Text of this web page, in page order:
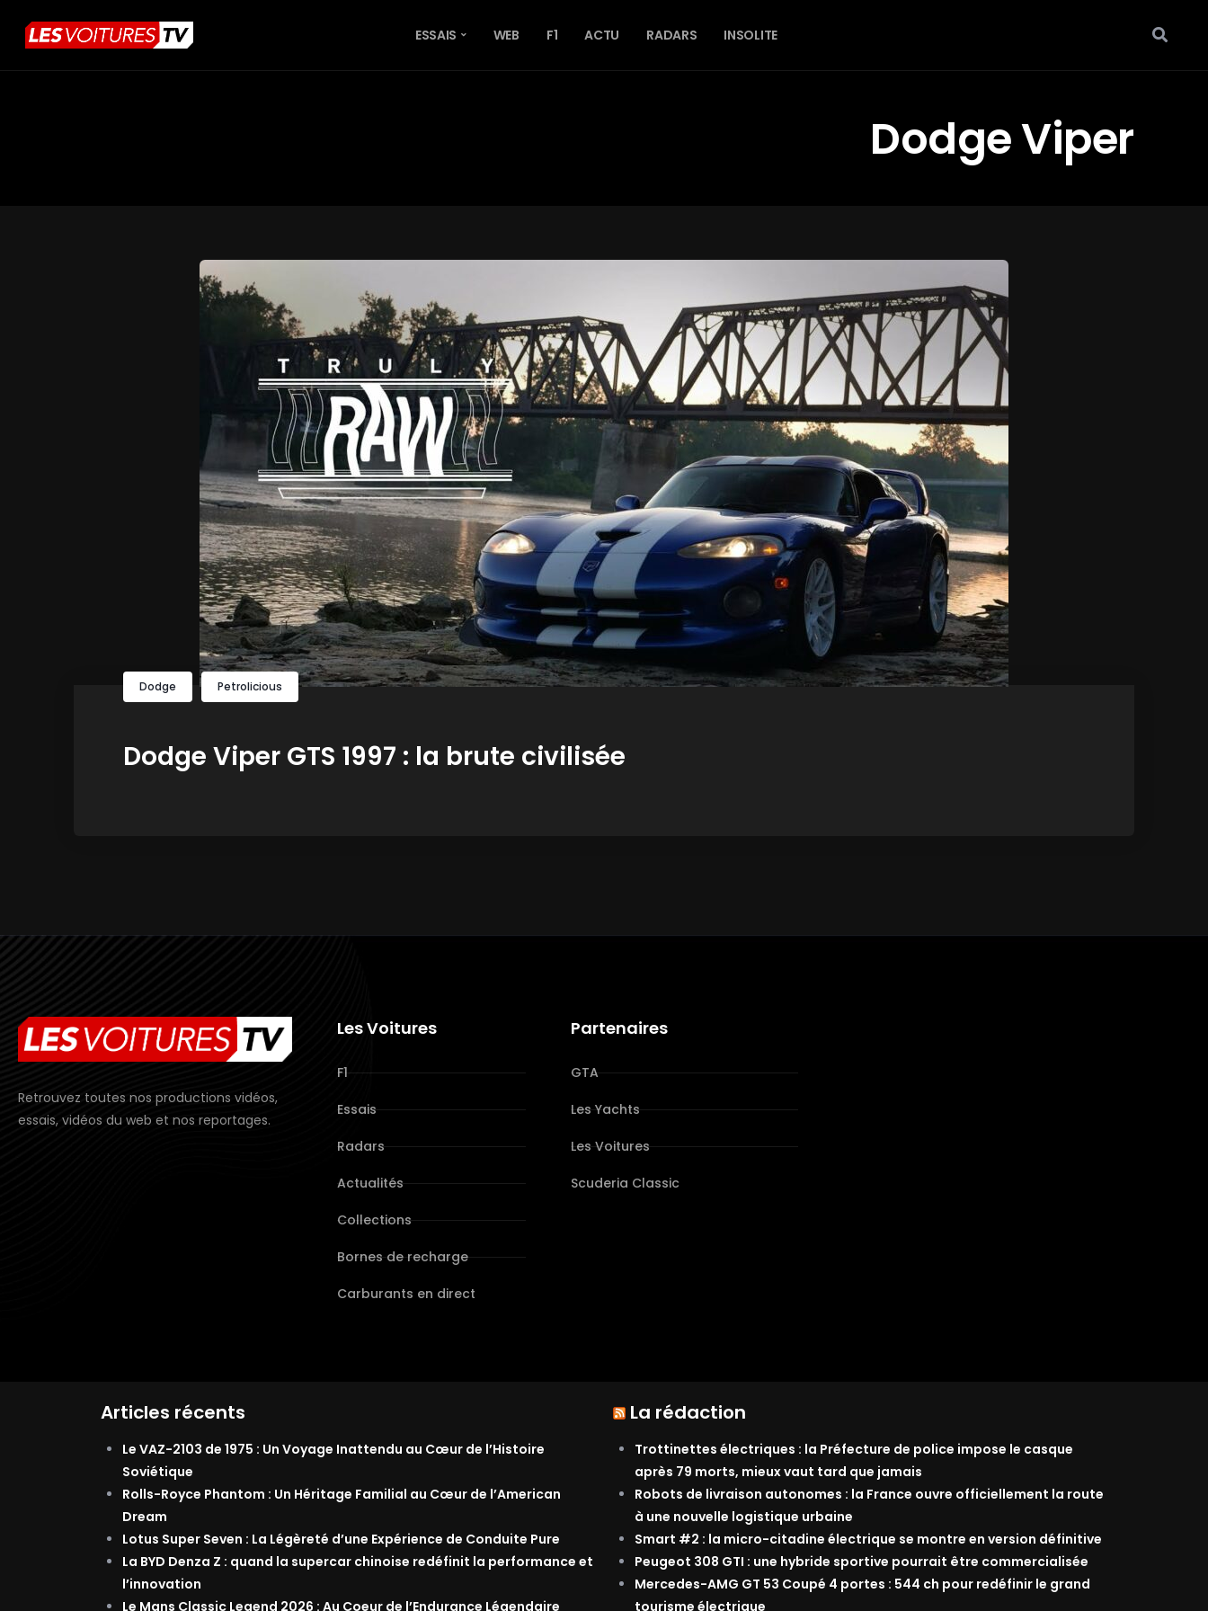
ESSAIS WEB F1 ACTU RADARS INSOLITE
Dodge Viper
Dodge Petrolicious
Dodge Viper GTS 1997 : la brute civilisée
Retrouvez toutes nos productions vidéos,
essais, vidéos du web et nos reportages.
Les Voitures
F1
Essais
Radars
Actualités
Collections
Bornes de recharge
Carburants en direct
Partenaires
GTA
Les Yachts
Les Voitures
Scuderia Classic
Articles récents
Le VAZ-2103 de 1975 : Un Voyage Inattendu au Cœur de l’Histoire
Soviétique
Rolls-Royce Phantom : Un Héritage Familial au Cœur de l’American
Dream
Lotus Super Seven : La Légèreté d’une Expérience de Conduite Pure
La BYD Denza Z : quand la supercar chinoise redéfinit la performance et
l’innovation
Le Mans Classic Legend 2026 : Au Coeur de l’Endurance Légendaire
La rédaction
Trottinettes électriques : la Préfecture de police impose le casque
après 79 morts, mieux vaut tard que jamais
Robots de livraison autonomes : la France ouvre officiellement la route
à une nouvelle logistique urbaine
Smart #2 : la micro-citadine électrique se montre en version définitive
Peugeot 308 GTI : une hybride sportive pourrait être commercialisée
Mercedes-AMG GT 53 Coupé 4 portes : 544 ch pour redéfinir le grand
tourisme électrique